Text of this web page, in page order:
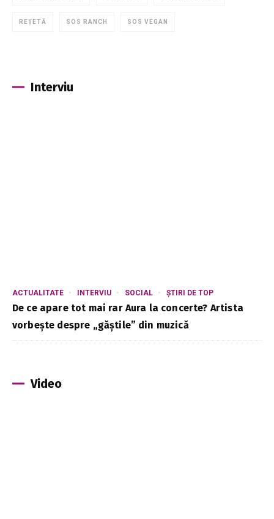
REȚETĂ SOS RANCH SOS VEGAN
Interviu
ACTUALITATE INTERVIU SOCIAL ȘTIRI DE TOP
De ce apare tot mai rar Aura la concerte? Artista
vorbește despre „găștile” din muzică
Video